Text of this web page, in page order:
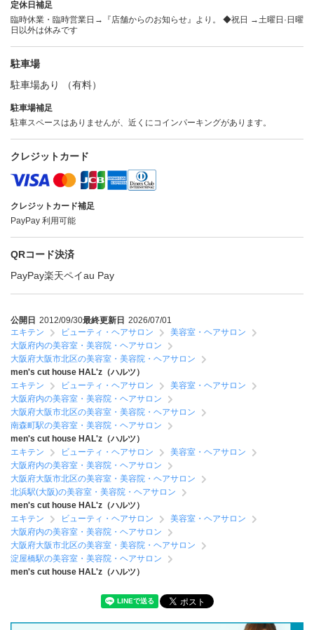
定休日補足
臨時休業・臨時営業日→『店舗からのお知らせ』より。 ◆祝日 →土曜日·日曜
日以外は休みです
駐車場
駐車場あり （有料）
駐車場補足
駐車スペースはありませんが、近くにコインパーキングがあります。
クレジットカード
クレジットカード補足
PayPay 利用可能
QRコード決済
PayPay楽天ペイau Pay
公開日 2012/09/30最終更新日 2026/07/01
エキテン
ビューティ・ヘアサロン
美容室・ヘアサロン
大阪府内の美容室・美容院・ヘアサロン
大阪府大阪市北区の美容室・美容院・ヘアサロン
men's cut house HAL'z（ハルツ）
エキテン
ビューティ・ヘアサロン
美容室・ヘアサロン
大阪府内の美容室・美容院・ヘアサロン
大阪府大阪市北区の美容室・美容院・ヘアサロン
南森町駅の美容室・美容院・ヘアサロン
men's cut house HAL'z（ハルツ）
エキテン
ビューティ・ヘアサロン
美容室・ヘアサロン
大阪府内の美容室・美容院・ヘアサロン
大阪府大阪市北区の美容室・美容院・ヘアサロン
北浜駅(大阪)の美容室・美容院・ヘアサロン
men's cut house HAL'z（ハルツ）
エキテン
ビューティ・ヘアサロン
美容室・ヘアサロン
大阪府内の美容室・美容院・ヘアサロン
大阪府大阪市北区の美容室・美容院・ヘアサロン
淀屋橋駅の美容室・美容院・ヘアサロン
men's cut house HAL'z（ハルツ）